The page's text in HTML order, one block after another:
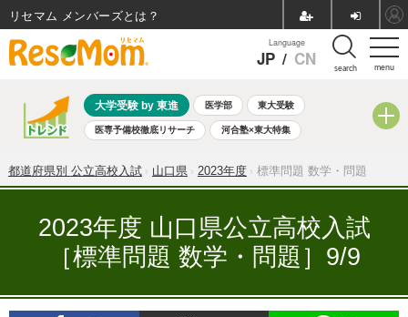
menu
Language
JP / CN search
大学受験 by 東進 医学部 東大受験
医専予備校徹底リサーチ 河合塾×東大特集
共通テスト 夏休み 8月開催学校説明会・相談会
自由研究教材（小学生向け） 自由研究教材（中学生向け）
ランキング
都道府県別 公立高校入試 山口県 2023年度 標準問題 数学・問題
2023年度 山口県公立高校入試
［標準問題 数学・問題］9/9
リセマム メンバーズ